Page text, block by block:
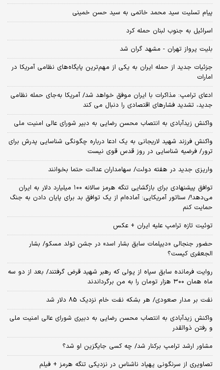
پیام تسلیت سید محمد خاتمی به سید حسن خمینی
اسرائیل به جنوب لبنان حمله کرد
بلیت پرواز تهران - مشهد گران شد
جزئیات جدید از حمله ایران به یکی از مهم‌ترین پایگاه‌های نظامی آمریکا در
امارات
ادعای ترامپ: مذاکرات با ایران موفق خواهد شد/ آمریکا به‌جای حمله نظامی
جدید، تشدید فشارهای اقتصادی را دنبال می کند
واکنش زیدآبادی به انتصاب محسن رضایی به دبیر شورای عالی امنیت ملی
واکنش فرزند شهید لاریجانی به یک ادعا درباره چگونگی شناسایی پدرش برای
ترور/ فرضیه شناسایی در روز قدس قوی نیست
واریزی جدید در هفته دولت/ سهامداران عدالت حتما بخوانند
توافق پیشنهادی برای بازگشایی تنگه هرمز سالانه ۱۰۰ میلیارد دلار به ایران
می‌دهد!/ سناتور آمریکایی: آماده‌ام از یک توافق بد برای پایان دادن به جنگ
حمایت کنم
توئیت تازه ترامپ علیه ایران + عکس
حضور جنجالی «دیپلمات سابق بشار اسد» در جشن تولد مسکو/ بشار
الجعفری کیست؟
روایت فرمانده سابق سپاه از پولی که رهبر شهید قرض گرفتند/ بعد از دو سه
ماه همان ۳۰۰ هزار تومان را به من برگرداندند
نفت بر مدار صعودی/ هر بشکه نفت خام نزدیک 85 دلار شد
واکنش زیدآبادی به انتصاب محسن رضایی به دبیری شورای عالی امنیت ملی
و رفتن ذوالقدر
مشاور ارشد ترامپ برکنار شد/ چه کسی جایگزین او شد؟
تصاویری از سرنگونی پهپاد ناشناس در نزدیکی تنگه هرمز + فیلم